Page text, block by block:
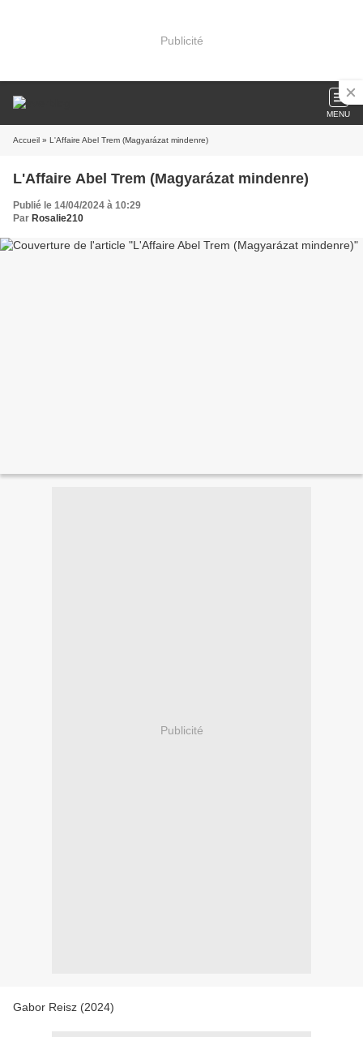
Publicité
MENU
Accueil » L'Affaire Abel Trem (Magyarázat mindenre)
L'Affaire Abel Trem (Magyarázat mindenre)
Publié le 14/04/2024 à 10:29
Par Rosalie210
Publicité
Gabor Reisz (2024)